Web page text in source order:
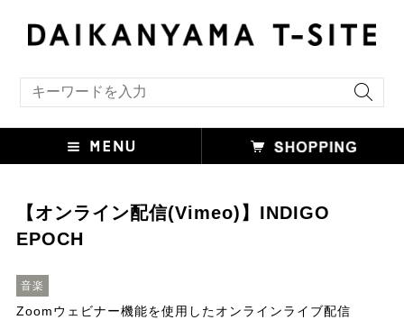
【オンライン配信(Vimeo)】INDIGO
EPOCH
音楽
Zoomウェビナー機能を使用したオンラインライブ配信